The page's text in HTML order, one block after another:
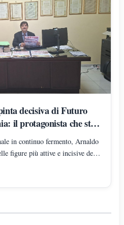
decisiva di Futuro
il protagonista che sta
territoriali
in continuo fermento, Arnaldo
figure più attive e incisive del
determinata, strutturata e in